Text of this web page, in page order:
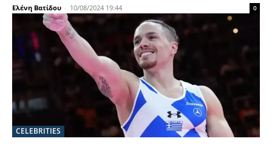
Ελένη Βατίδου - 10/08/2024 19:44 0
CELEBRITIES